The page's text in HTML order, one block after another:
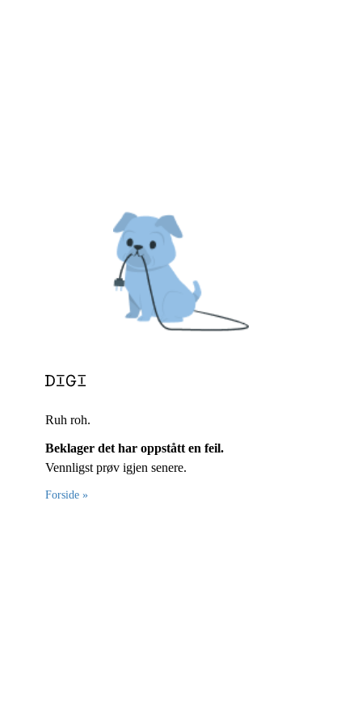
Ruh roh.
Beklager det har oppstått en feil.
Vennligst prøv igjen senere.
Forside »